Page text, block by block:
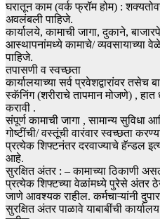
घरातून काम (वर्क फ्रॉम होम) :
अवलंबली पाहिजे.
कार्यालये, कामाची जागा, दुकाने,
आस्थापनांमध्ये कामाचे/ व्यवसायाच्या
पाहिजे.
तपासणी व स्वच्छता
कार्यालयाच्या सर्व प्रवेशद्वारांवर तसेच
स्कॅनिंग (शरीराचे तापमान मोजणे) ,
करावी .
संपूर्ण कामाची जागा , सामान्य सुविधा
गोष्टींची/ वस्तूंची वारंवार स्वच्छता
प्रत्येक शिफ्टनंतर दरवाज्याचे हॅन्डल
आहे.
सुरक्षित अंतर : – कामाच्या ठिकाणी
प्रत्येक शिफ्टच्या वेळांमध्ये पुरेसे अंतर
जाणे आवश्यक राहील. कर्मचाऱ्यांनी
सुरक्षित अंतर पाळावे याबाबींची